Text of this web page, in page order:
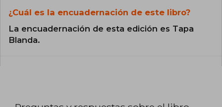
¿Cuál es la encuadernación de este libro?
La encuadernación de esta edición es Tapa
Blanda.